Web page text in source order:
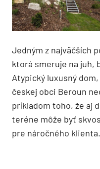
Jedným z najväčších
ktorá smeruje na juh,
Atypický luxusný
českej obci Beroun
príkladom toho, že aj
teréne môže byť
pre náročného klienta.